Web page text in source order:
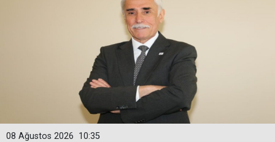
10:35
08 Ağustos 2026